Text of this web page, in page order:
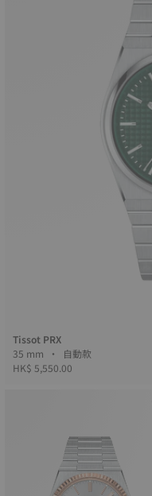
Tissot PRX
35 mm • 自動款
HK$ 5,550.00